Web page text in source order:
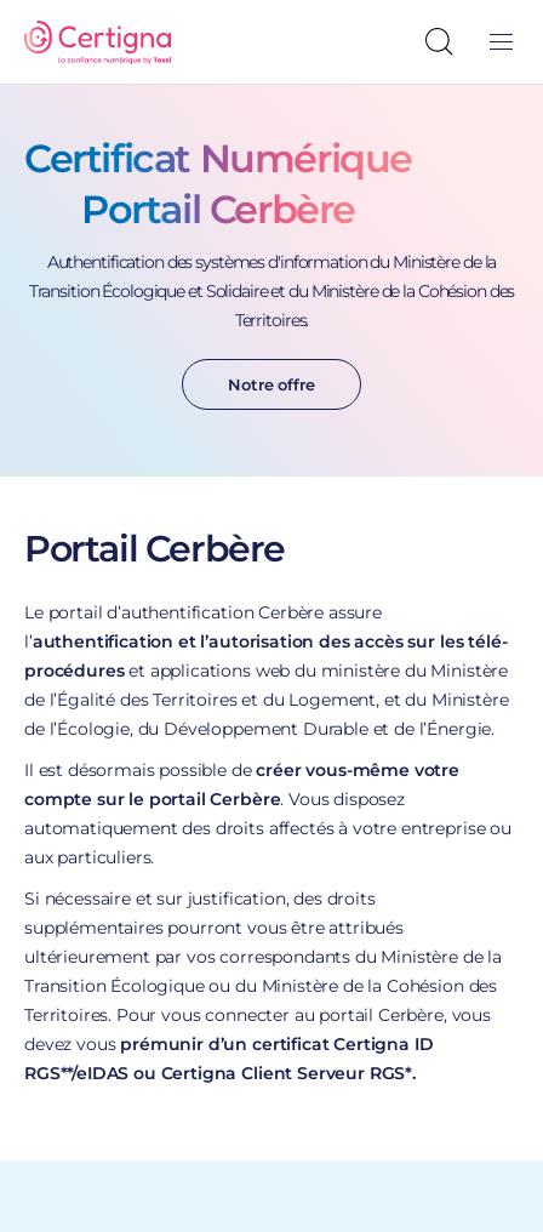
Certificat Numérique
Portail Cerbère
Authentification des systèmes d'information du Ministère de la
Transition Écologique et Solidaire et du Ministère de la Cohésion des
Territoires.
Notre offre
Portail Cerbère
Le portail d’authentification Cerbère assure
l’authentification et l’autorisation des accès sur les télé-
procédureset applications web du ministère du Ministère
de l’Égalité des Territoires et du Logement, et du Ministère
de l’Écologie, du Développement Durable et de l’Énergie.
Il est désormais possible decréer vous-même votre
compte sur le portail Cerbère. Vous disposez
automatiquement des droits affectés à votre entreprise ou
aux particuliers.
Si nécessaire et sur justification, des droits
supplémentaires pourront vous être attribués
ultérieurement par vos correspondants du Ministère de la
Transition Écologique ou du Ministère de la Cohésion des
Territoires. Pour vous connecter au portail Cerbère, vous
devez vous prémunir d’un certificat Certigna ID
RGS**/eIDAS ou Certigna Client Serveur RGS*.